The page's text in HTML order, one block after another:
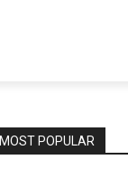
MOST POPULAR